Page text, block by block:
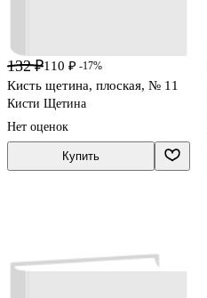
132 ₽110 ₽ -17%
Кисть щетина, плоская, № 11
Кисти Щетина
Нет оценок
Купить